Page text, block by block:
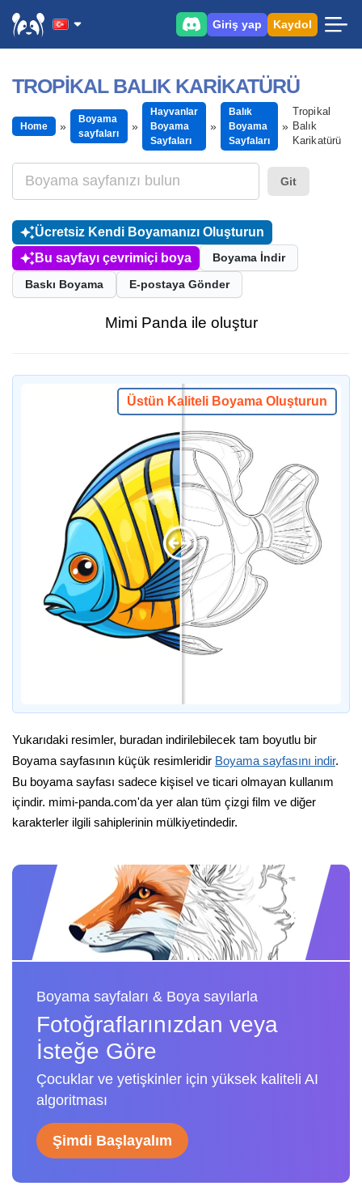
Giriş yap Kaydol
TROPIKAL BALIK KARIKATÜRÜ
Home
Boyama
sayfaları
Hayvanlar
Boyama
Sayfaları
Balık
Boyama
Sayfaları
Tropikal
Balık
Karikatürü
Git
Ücretsiz Kendi Boyamanızı Oluşturun
Bu sayfayı çevrimiçi boya
Boyama İndir
Baskı Boyama E-postaya Gönder
Mimi Panda ile oluştur
Üstün Kaliteli Boyama Oluşturun
Yukarıdaki resimler, buradan indirilebilecek tam boyutlu bir
Boyama sayfasının küçük resimleridir Boyama sayfasını indir.
Bu boyama sayfası sadece kişisel ve ticari olmayan kullanım
içindir. mimi-panda.com'da yer alan tüm çizgi film ve diğer
karakterler ilgili sahiplerinin mülkiyetindedir.
Boyama sayfaları & Boya sayılarla
Fotoğraflarınızdan veya
İsteğe Göre
Çocuklar ve yetişkinler için yüksek kaliteli AI
algoritması
Şimdi Başlayalım